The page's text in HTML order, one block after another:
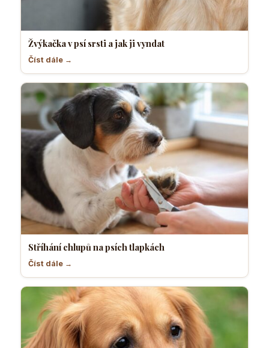
Žvýkačka v psí srsti a jak ji vyndat
Číst dále →
Stříhání chlupů na psích tlapkách
Číst dále →